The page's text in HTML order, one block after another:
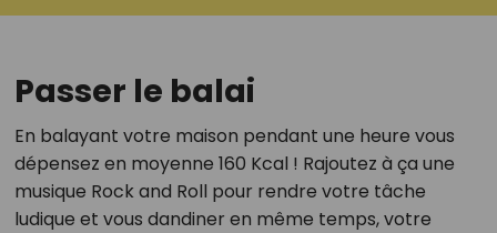
Passer le balai
En balayant votre maison pendant une heure vous
dépensez en moyenne 160 Kcal ! Rajoutez à ça une
musique Rock and Roll pour rendre votre tâche
ludique et vous dandiner en même temps, votre